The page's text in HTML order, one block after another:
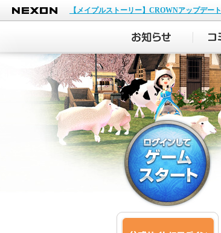
NEXON
【メイプルストーリー】CROWNアップデート